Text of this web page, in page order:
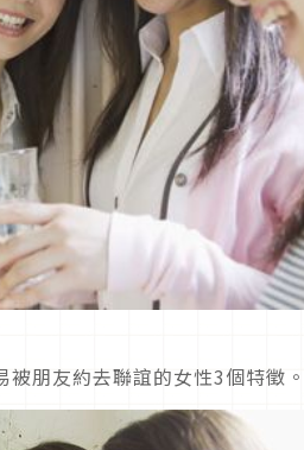
朋友約去聯誼的女性3個特徵。